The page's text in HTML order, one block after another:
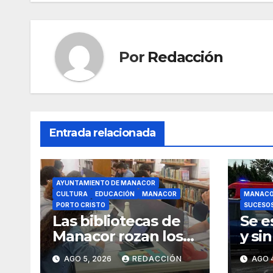
o
o
k
p m tir
Por Redacción
Entrada relacionada
AYUNTAMIENTO DE MANACOR
CULTURA
EDUCACIÓN
MANACOR
PORTO CRISTO
Las bibliotecas de
Manacor rozan los
18.000 usuarios
AGO 5, 2026 REDACCIÓN
Se
y
unAGO